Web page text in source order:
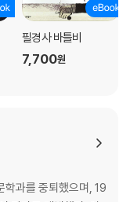
필경사 바틀비
7,700원
학과를 중퇴했으며, 19